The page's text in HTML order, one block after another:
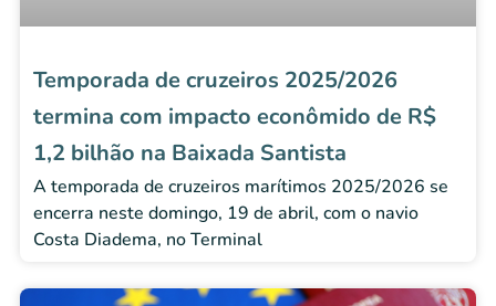
Temporada de cruzeiros 2025/2026
termina com impacto econômido de R$
1,2 bilhão na Baixada Santista
A temporada de cruzeiros marítimos 2025/2026 se
encerra neste domingo, 19 de abril, com o navio
Costa Diadema, no Terminal